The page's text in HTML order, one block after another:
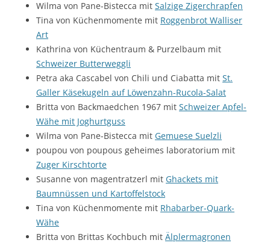
Wilma von Pane-Bistecca mit Salzige Zigerchrapfen
Tina von Küchenmomente mit Roggenbrot Walliser
Art
Kathrina von Küchentraum & Purzelbaum mit
Schweizer Butterweggli
Petra aka Cascabel von Chili und Ciabatta mit St.
Galler Käsekugeln auf Löwenzahn-Rucola-Salat
Britta von Backmaedchen 1967 mit Schweizer Apfel-
Wähe mit Joghurtguss
Wilma von Pane-Bistecca mit Gemuese Suelzli
poupou von poupous geheimes laboratorium mit
Zuger Kirschtorte
Susanne von magentratzerl mit Ghackets mit
Baumnüssen und Kartoffelstock
Tina von Küchenmomente mit Rhabarber-Quark-
Wähe
Britta von Brittas Kochbuch mit Älplermagronen